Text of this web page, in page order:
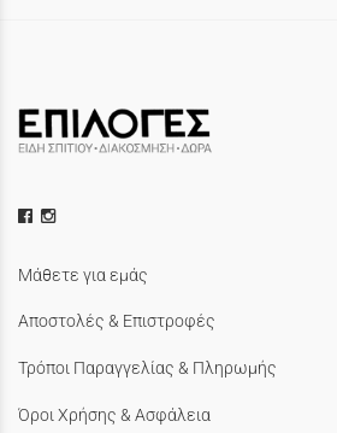
Μάθετε για εμάς
Αποστολές & Επιστροφές
Τρόποι Παραγγελίας & Πληρωμής
Όροι Χρήσης & Ασφάλεια